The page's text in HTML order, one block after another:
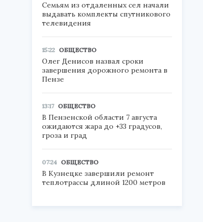
Семьям из отдаленных сел начали
выдавать комплекты спутникового
телевидения
15:22 ОБЩЕСТВО
Олег Денисов назвал сроки
завершения дорожного ремонта в
Пензе
13:17 ОБЩЕСТВО
В Пензенской области 7 августа
ожидаются жара до +33 градусов,
гроза и град
07:24 ОБЩЕСТВО
В Кузнецке завершили ремонт
теплотрассы длиной 1200 метров